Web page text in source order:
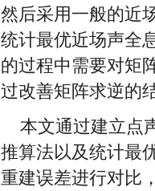
然后采用一般的近
统计最优近场声全
的过程中需要对矩
过改善矩阵求逆的
本文通过建立点
推算法以及统计最
重建误差进行对比